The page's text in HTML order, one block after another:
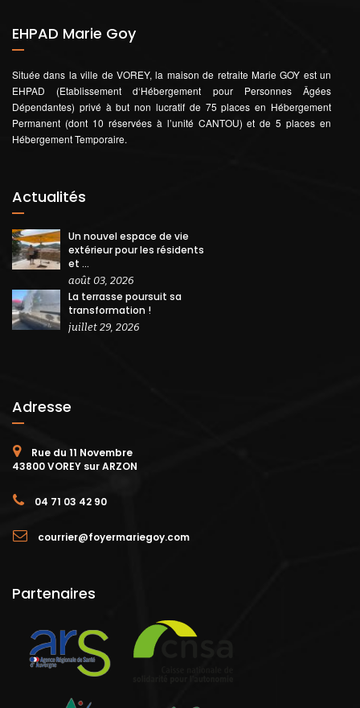
EHPAD Marie Goy
Située dans la ville de VOREY, la maison de retraite Marie GOY est un
EHPAD (Etablissement d‘Hébergement pour Personnes Âgées
Dépendantes) privé à but non lucratif de 75 places en Hébergement
Permanent (dont 10 réservées à l’unité CANTOU) et de 5 places en
Hébergement Temporaire.
Actualités
Un nouvel espace de vie
extérieur pour les résidents
et ...
août 03, 2026
La terrasse poursuit sa
transformation !
juillet 29, 2026
Adresse
Rue du 11 Novembre
43800 VOREY sur ARZON
04 71 03 42 90
courrier@foyermariegoy.com
Partenaires